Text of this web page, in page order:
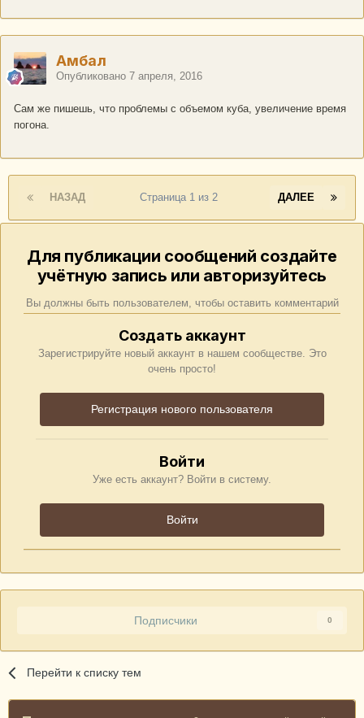
Амбал
Опубликовано 7 апреля, 2016
Сам же пишешь, что проблемы с объемом куба, увеличение время
погона.
НАЗАД ДАЛЕЕ
Страница 1 из 2
Для публикации сообщений создайте
учётную запись или авторизуйтесь
Вы должны быть пользователем, чтобы оставить комментарий
Создать аккаунт
Зарегистрируйте новый аккаунт в нашем сообществе. Это
очень просто!
Регистрация нового пользователя
Войти
Уже есть аккаунт? Войти в систему.
Войти
Подписчики 0
Перейти к списку тем